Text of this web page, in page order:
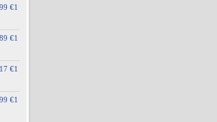
€1
€1
€1
€1